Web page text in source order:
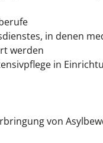
in denen
werden
in
von